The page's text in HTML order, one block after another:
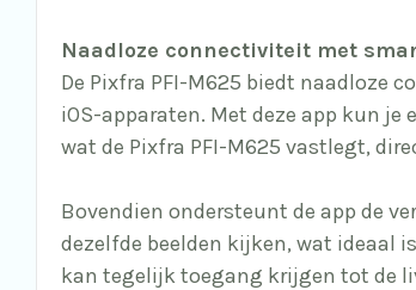
Naadloze connectiviteit met
De Pixfra PFI-M625 biedt naadloze
iOS-apparaten. Met deze app kun
wat de Pixfra PFI-M625 vastlegt,
Bovendien ondersteunt de app de
dezelfde beelden kijken, wat ideaal
kan tegelijk toegang krijgen tot de